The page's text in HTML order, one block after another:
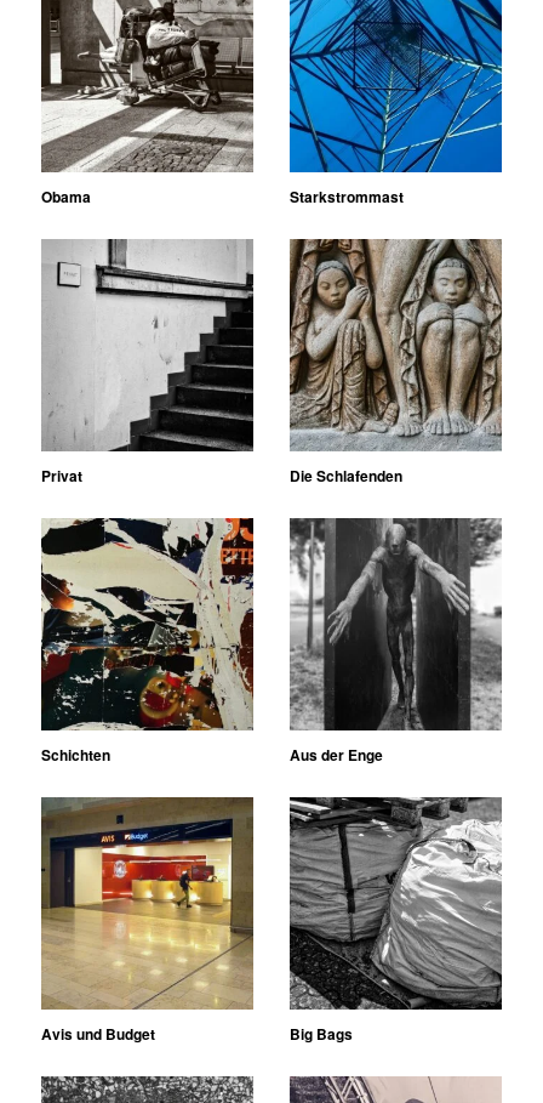
Obama Starkstrommast
Privat Die Schlafenden
Schichten Aus der Enge
Avis und Budget Big Bags